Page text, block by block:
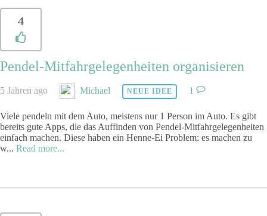
4
Pendel-Mitfahrgelegenheiten organisieren
5 Jahren ago Michael NEUE IDEE 1
Viele pendeln mit dem Auto, meistens nur 1 Person im Auto. Es gibt
bereits gute Apps, die das Auffinden von Pendel-Mitfahrgelegenheiten
einfach machen. Diese haben ein Henne-Ei Problem: es machen zu
w... Read more...